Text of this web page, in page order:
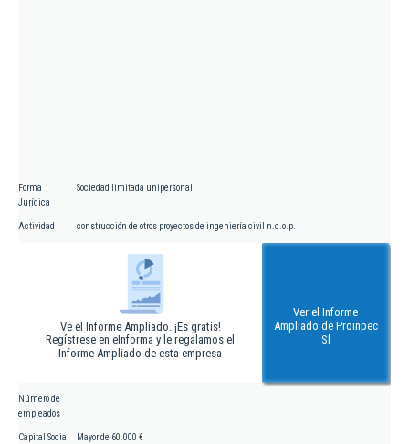
Forma
Jurídica
Sociedad limitada unipersonal
Actividad construcción de otros proyectos de ingeniería civil n.c.o.p.
Ve el Informe Ampliado. ¡Es gratis!
Regístrese en eInforma y le regalamos el
Informe Ampliado de esta empresa
Ver el Informe
Ampliado de Proinpec
Sl
Número de
empleados
Capital Social Mayor de 60.000 €